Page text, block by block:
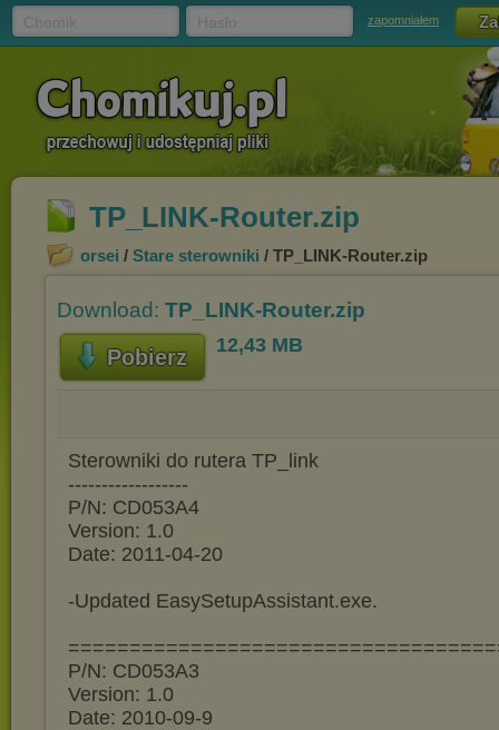
zapomniałem
TP_LINK-Router.zip
orsei / Stare sterowniki / TP_LINK-Router.zip
Download: TP_LINK-Router.zip
Pobierz 12,43 MB
Sterowniki do rutera TP_link
------------------
P/N: CD053A4
Version: 1.0
Date: 2011-04-20
-Updated EasySetupAssistant.exe.
P/N: CD053A3
Version: 1.0
Date: 2010-09-9